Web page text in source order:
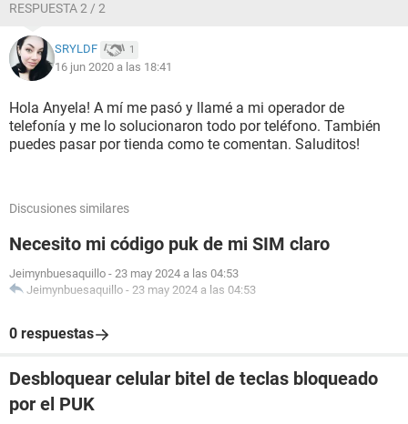
RESPUESTA 2 / 2
SRYLDF 1
16 jun 2020 a las 18:41
Hola Anyela! A mí me pasó y llamé a mi operador de
telefonía y me lo solucionaron todo por teléfono. También
puedes pasar por tienda como te comentan. Saluditos!
Discusiones similares
Necesito mi código puk de mi SIM claro
Jeimynbuesaquillo - 23 may 2024 a las 04:53
Jeimynbuesaquillo - 23 may 2024 a las 04:53
0 respuestas
Desbloquear celular bitel de teclas bloqueado
por el PUK